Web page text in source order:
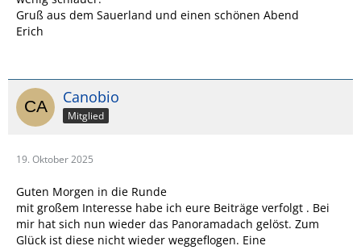
Gruß aus dem Sauerland und einen schönen Abend
Erich
Canobio
Mitglied
19. Oktober 2025
Guten Morgen in die Runde
mit großem Interesse habe ich eure Beiträge verfolgt . Bei
mir hat sich nun wieder das Panoramadach gelöst. Zum
Glück ist diese nicht wieder weggeflogen. Eine